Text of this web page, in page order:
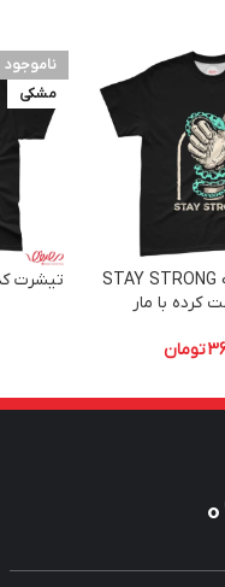
تیشرت کد 022 STAY STRONG
با مار
تومان
ناموجود
مشکی